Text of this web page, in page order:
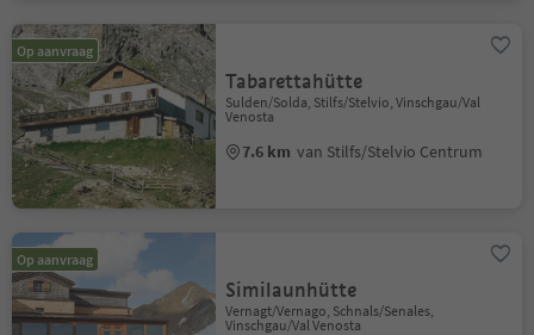
Op aanvraag
Tabarettahütte
Sulden/Solda, Stilfs/Stelvio, Vinschgau/Val
Venosta
7.6 km van Stilfs/Stelvio Centrum
Op aanvraag
Similaunhütte
Vernagt/Vernago, Schnals/Senales,
Vinschgau/Val Venosta